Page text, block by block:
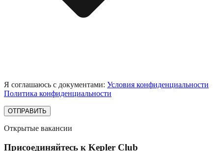
Я соглашаюсь с документами: Условия конфиденциальности
Политика конфиденциальности
ОТПРАВИТЬ
Открытые вакансии
Присоединяйтесь к Kepler Club